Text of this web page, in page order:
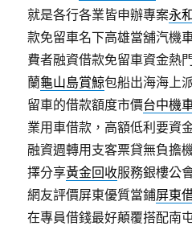
就是各行各業皆申辦專案永
款免留車名下高雄當舖汽機
費者融資借款免留車資金熱
蘭龜山島賞鯨包船出海海上
留車的借款額度市價台中機
業用車借款，高額低利要資
融資週轉用支客票貸無負擔
擇分享黃金回收服務銀樓公
網友評價屏東優質當鋪屏東
在專員借錢最好顛覆搭配南